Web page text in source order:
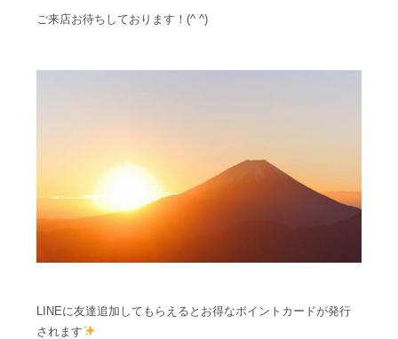
ご来店お待ちしております！(^ ^)
LINEに友達追加してもらえるとお得なポイントカードが発行
されます